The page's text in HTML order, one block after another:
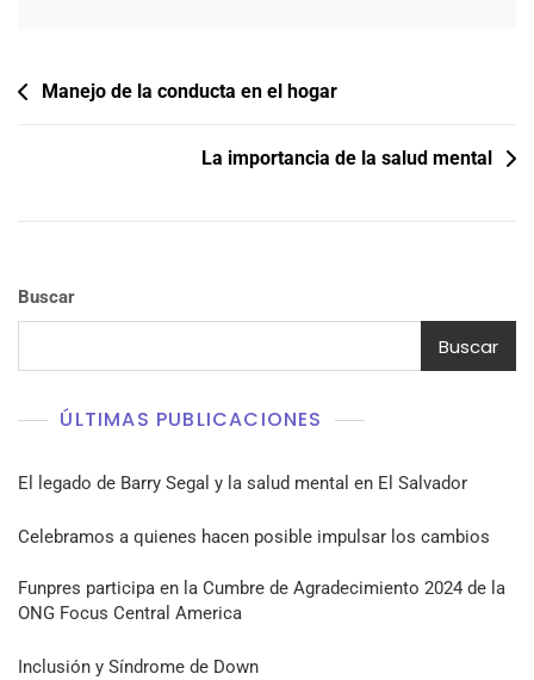
Navegación
Manejo de la conducta en el hogar
La importancia de la salud mental
Buscar
Buscar
ÚLTIMAS PUBLICACIONES
El legado de Barry Segal y la salud mental en El Salvador
Celebramos a quienes hacen posible impulsar los cambios
Funpres participa en la Cumbre de Agradecimiento 2024 de la
ONG Focus Central America
Inclusión y Síndrome de Down